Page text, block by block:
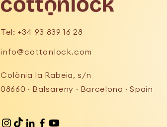
Tel: +34 93 839 16 28
info@cottonlock.com
Colònia la Rabeia, s/n
08660 · Balsareny · Barcelona · Spain